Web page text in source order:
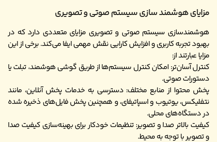
مزایای هوشمند سازی سیستم صوتی و تصویری
هوشمندسازی سیستم صوتی و تصویری مزایای متعددی دارد که در
بهبود تجربه کاربری و افزایش کارایی نقش مهمی ایفا می‌کند. برخی از این
مزایا عبارتند از:
کنترل آسان‌تر: امکان کنترل سیستم‌ها از طریق گوشی هوشمند، تبلت یا
دستورات صوتی.
پخش محتوا از منابع مختلف: دسترسی به خدمات پخش آنلاین، مانند
نتفلیکس، یوتیوب و اسپاتیفای، و همچنین پخش فایل‌های ذخیره شده
در دستگاه‌های محلی.
کیفیت بالاتر صدا و تصویر: تنظیمات خودکار برای بهینه‌سازی کیفیت صدا
و تصویر با توجه به محیط.